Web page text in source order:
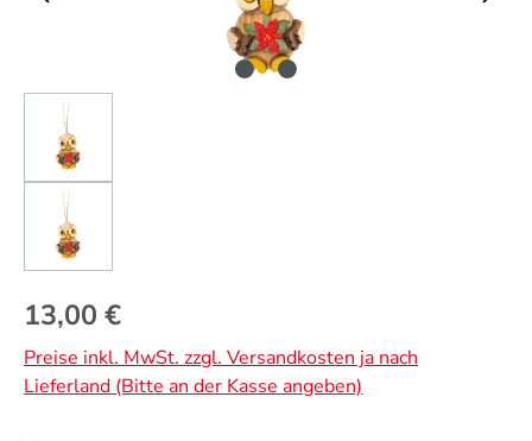
Regulärer Preis:
13,00 €
Preise inkl. MwSt. zzgl. Versandkosten ja nach
Lieferland (Bitte an der Kasse angeben)